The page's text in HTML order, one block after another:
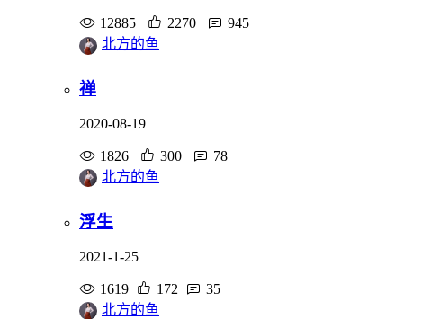
12885 2270
945
北方的鱼
禅
2020-08-19
1826 300
78
北方的鱼
浮生
2021-1-25
1619 172
35
北方的鱼